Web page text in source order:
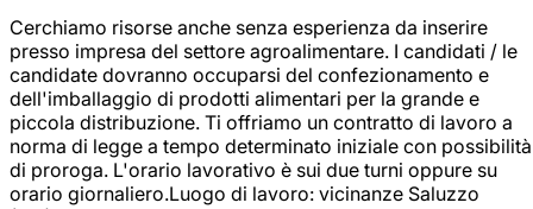
Cerchiamo risorse anche senza esperienza da inserire
presso impresa del settore agroalimentare. I candidati / le
candidate dovranno occuparsi del confezionamento e
dell'imballaggio di prodotti alimentari per la grande e
piccola distribuzione. Ti offriamo un contratto di lavoro a
norma di legge a tempo determinato iniziale con possibilità
di proroga. L'orario lavorativo è sui due turni oppure su
orario giornaliero.Luogo di lavoro: vicinanze Saluzzo